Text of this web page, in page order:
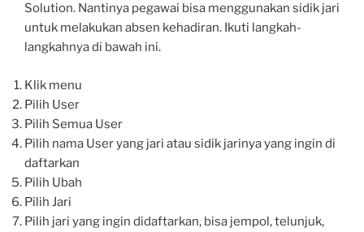
Solution. Nantinya pegawai bisa menggunakan sidik jari
untuk melakukan absen kehadiran. Ikuti langkah-
langkahnya di bawah ini.
Klik menu
Pilih User
Pilih Semua User
Pilih nama User yang jari atau sidik jarinya yang ingin di
daftarkan
Pilih Ubah
Pilih Jari
Pilih jari yang ingin didaftarkan, bisa jempol, telunjuk,